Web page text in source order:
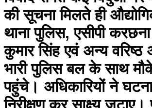
की सूचना मिलते ही
थाना पुलिस, एसीपी
कुमार सिंह एवं अन्य वरिष्ठ
भारी पुलिस बल के साथ
पहुंचे। अधिकारियों ने